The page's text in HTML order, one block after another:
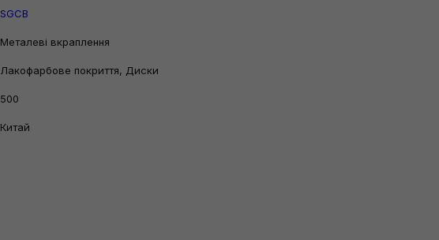
SGCB
Металеві вкраплення
Лакофарбове покриття, Диски
500
Китай